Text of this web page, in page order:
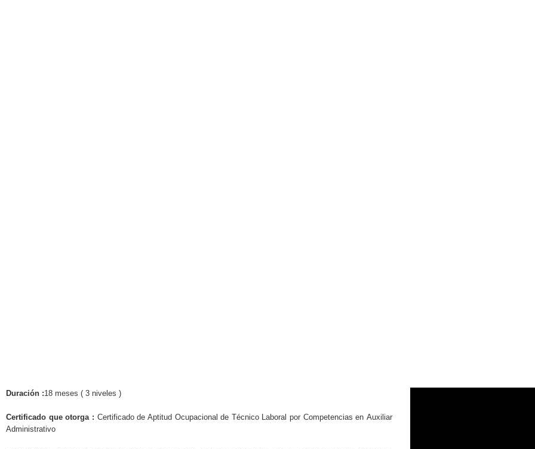
Duración :18 meses ( 3 niveles )
Certificado que otorga : Certificado de Aptitud Ocupacional de Técnico Laboral por Competencias en Auxiliar
Administrativo